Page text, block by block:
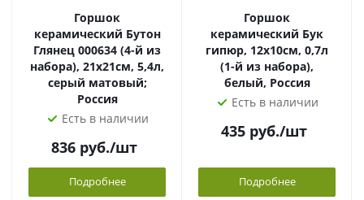
Горшок
керамический Бутон
Глянец 000634 (4-й из
набора), 21х21см, 5,4л,
серый матовый;
Россия
Есть в наличии
836 руб./шт
Подробнее
Горшок
керамический Бук
гипюр, 12х10см, 0,7л
(1-й из набора),
белый, Россия
Есть в наличии
435 руб./шт
Подробнее